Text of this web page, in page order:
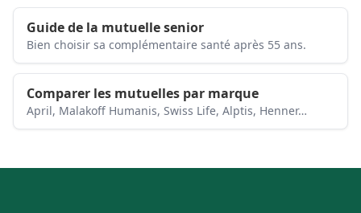
Guide de la mutuelle senior
Bien choisir sa complémentaire santé après 55 ans.
Comparer les mutuelles par marque
April, Malakoff Humanis, Swiss Life, Alptis, Henner…